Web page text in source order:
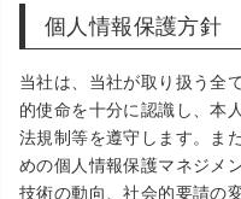
個人情報保護方針
当社は、当社が取り扱う全
的使命を十分に認識し、本
法規制等を遵守します。ま
めの個人情報保護マネジメ
技術の動向、社会的要請の